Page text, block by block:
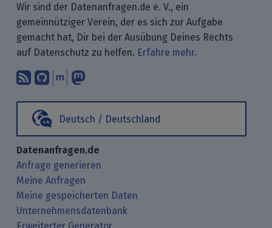
Wir sind der Datenanfragen.de e. V., ein
gemeinnütziger Verein, der es sich zur Aufgabe
gemacht hat, Dir bei der Ausübung Deines Rechts
auf Datenschutz zu helfen. Erfahre mehr.
Abonniere unsere Blogbeiträge mit
Finde uns bei GitHub.
Unterhalte Dich mit uns über
Deutsch / Deutschland
Datenanfragen.de
Anfrage generieren
Meine Anfragen
Meine gespeicherten Daten
Unternehmensdatenbank
Erweiterter Generator